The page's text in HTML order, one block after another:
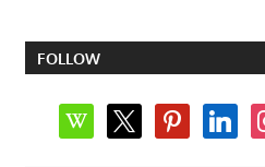
FOLLOW
wikipedia
x pinterestlinkedin